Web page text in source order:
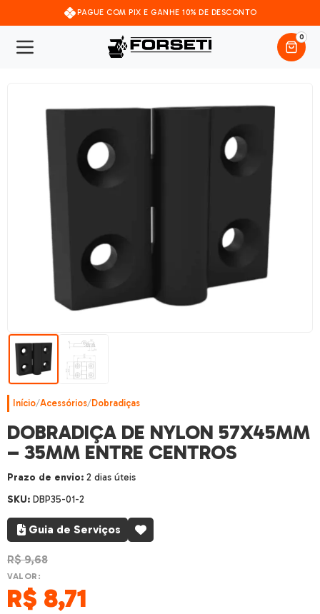
PAGUE COM PIX E GANHE 10% DE DESCONTO
0
Início/Acessórios/Dobradiças
DOBRADIÇA DE NYLON 57X45MM
– 35MM ENTRE CENTROS
Prazo de envio: 2 dias úteis
SKU: DBP35-01-2
Guia de Serviços
R$9,68
VALOR:
R$ 8,71